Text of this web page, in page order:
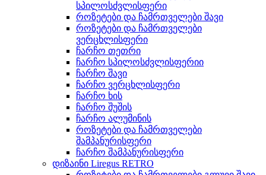
სპილოსძვლისფერი
როზეტები და ჩამრთველები შავი
როზეტები და ჩამრთველები
ვერცხლისფერი
ჩარჩო თეთრი
ჩარჩო სპილოსძვლისფერიი
ჩარჩო შავი
ჩარჩო ვერცხლისფერი
ჩარჩო ხის
ჩარჩო შუშის
ჩარჩო ალუმინის
როზეტები და ჩამრთველები
შამპანურისფერი
ჩარჩო შამპანურისფერი
დიზაინი Liregus RETRO